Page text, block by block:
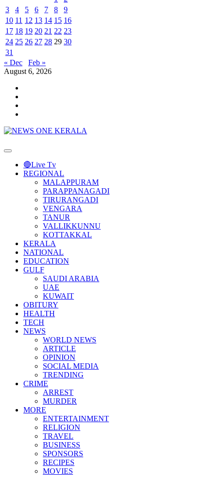
3
4 5 6 7 8
9
10 11 12 13 14 15 16
17 18 19 20 21 22 23
24 25 26 27 28 29 30
31
« Dec
Feb »
August 6, 2026
Primary
🔴Live Tv
REGIONAL
MALAPPURAM
PARAPPANAGADI
TIRURANGADI
VENGARA
TANUR
VALLIKKUNNU
KOTTAKKAL
KERALA
NATIONAL
EDUCATION
GULF
SAUDI ARABIA
UAE
KUWAIT
OBITURY
HEALTH
TECH
NEWS
WORLD NEWS
ARTICLE
OPINION
SOCIAL MEDIA
TRENDING
CRIME
ARREST
MURDER
MORE
ENTERTAINMENT
RELIGION
TRAVEL
BUSINESS
SPONSORS
RECIPES
MOVIES